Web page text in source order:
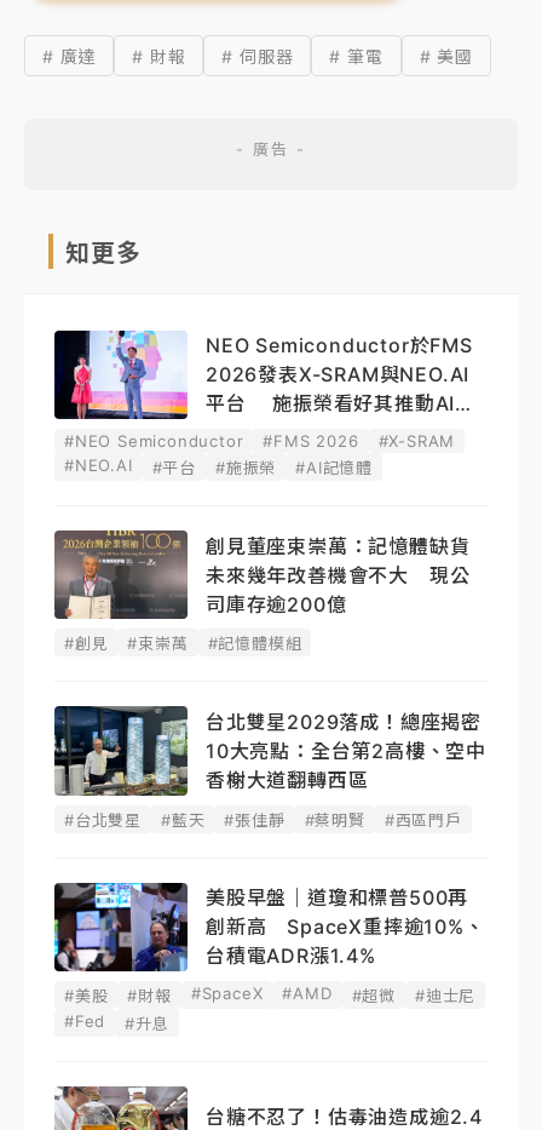
# 廣達 # 財報 # 伺服器 # 筆電 # 美國
知更多
NEO Semiconductor於FMS
2026發表X-SRAM與NEO.AI
平台 施振榮看好其推動AI記
憶體創新
#NEO Semiconductor #FMS 2026
#X-SRAM
#NEO.AI
#平台 #施振榮 #AI記憶體
創見董座束崇萬：記憶體缺貨
未來幾年改善機會不大 現公
司庫存逾200億
#創見 #束崇萬 #記憶體模組
台北雙星2029落成！總座揭密
10大亮點：全台第2高樓、空中
香榭大道翻轉西區
#台北雙星 #藍天 #張佳靜 #蔡明賢 #西區門戶
美股早盤｜道瓊和標普500再
創新高 SpaceX重摔逾10%、
台積電ADR漲1.4%
#美股 #財報 #SpaceX #AMD #超微
#迪士尼
#Fed
#升息
台糖不忍了！估毒油造成逾2.4